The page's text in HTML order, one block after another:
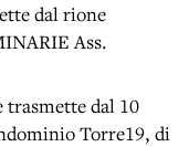
dal rione
Ass.
dal 10
Torre19, di